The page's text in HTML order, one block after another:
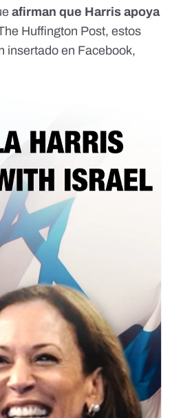
afirman que Harris apoya
Huffington Post, estos
insertado en Facebook,